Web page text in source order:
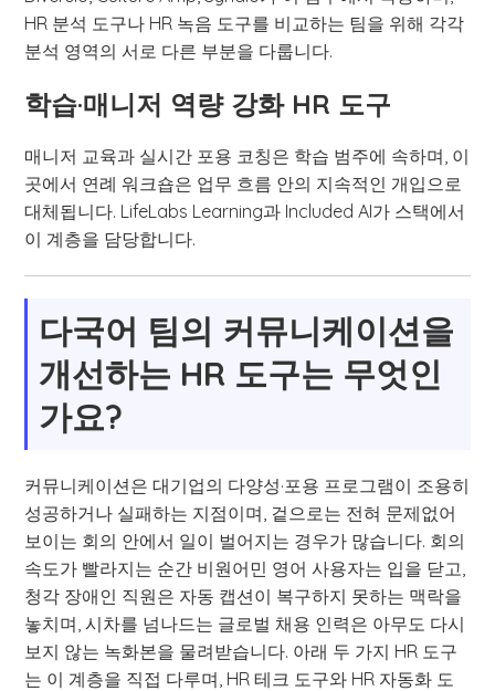
HR 분석 도구나 HR 녹음 도구를 비교하는 팀을 위해 각각
분석 영역의 서로 다른 부분을 다룹니다.
학습·매니저 역량 강화 HR 도구
매니저 교육과 실시간 포용 코칭은 학습 범주에 속하며, 이
곳에서 연례 워크숍은 업무 흐름 안의 지속적인 개입으로
대체됩니다. LifeLabs Learning과 Included AI가 스택에서
이 계층을 담당합니다.
다국어 팀의 커뮤니케이션을
개선하는 HR 도구는 무엇인
가요?
커뮤니케이션은 대기업의 다양성·포용 프로그램이 조용히
성공하거나 실패하는 지점이며, 겉으로는 전혀 문제없어
보이는 회의 안에서 일이 벌어지는 경우가 많습니다. 회의
속도가 빨라지는 순간 비원어민 영어 사용자는 입을 닫고,
청각 장애인 직원은 자동 캡션이 복구하지 못하는 맥락을
놓치며, 시차를 넘나드는 글로벌 채용 인력은 아무도 다시
보지 않는 녹화본을 물려받습니다. 아래 두 가지 HR 도구
는 이 계층을 직접 다루며, HR 테크 도구와 HR 자동화 도